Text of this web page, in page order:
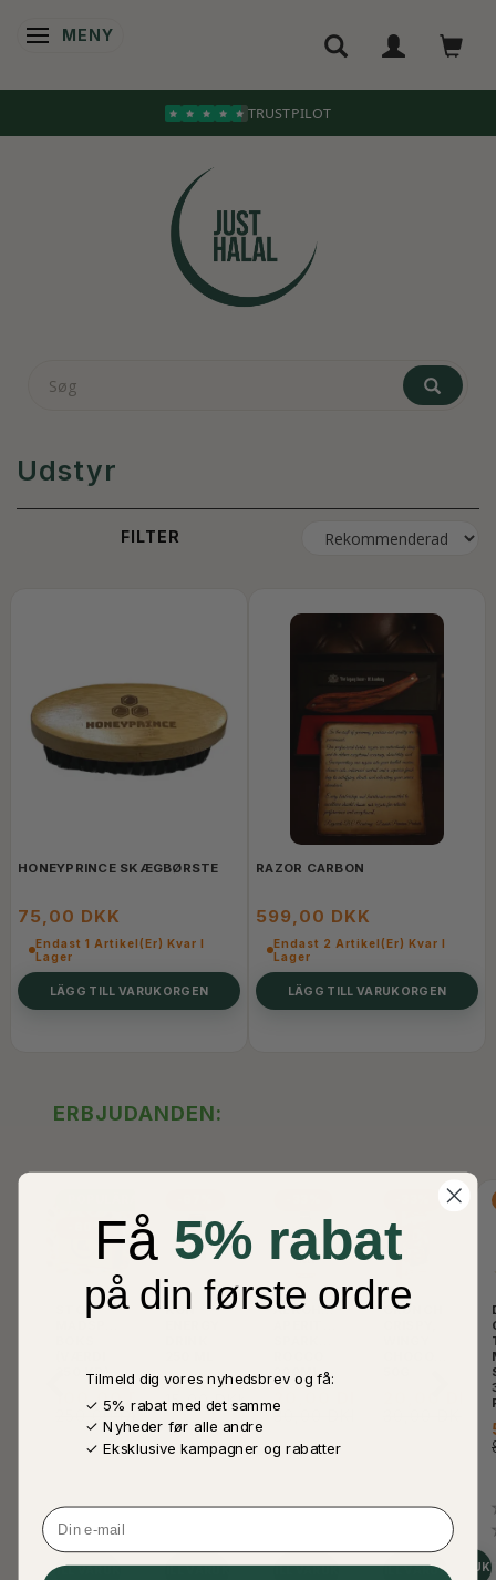
ÄNDRA NAVIGERING
MENY
TRUSTPILOT
Udstyr
FILTER
HONEYPRINCE SKÆGBØRSTE
75,00 DKK
Endast 1 Artikel(er) Kvar I
Lager
LÄGG TILL VARUKORGEN
RAZOR CARBON
599,00 DKK
Endast 2 Artikel(er) Kvar I
Lager
LÄGG TILL VARUKORGEN
ERBJUDANDEN:
-60%
STOP
250 KR)
100,00 DKK
250,00 DKK
LÄGG TILL VARUKORGEN
KON
5,00 DKK
15,00 DKK
LÄGG TILL VARUKORGEN
ALKOHOLFRI
200ML
30,00 DKK
LÄGG TILL VARUKORGEN
CRUNCH
LÄGG TILL VARUKORGEN
SE
Få 5% rabat
på din første ordre
Tilmeld dig vores nyhedsbrev og få:
✓ 5% rabat med det samme
✓ Nyheder før alle andre
✓ Eksklusive kampagner og rabatter
Email